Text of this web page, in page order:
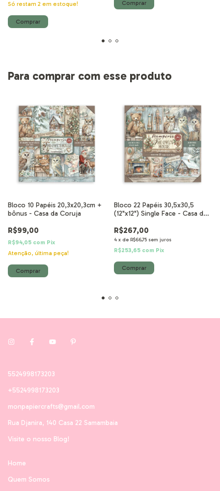
Só restam 2 em estoque!
Para comprar com esse produto
Bloco 10 Papéis 20,3x20,3cm +
bônus - Casa da Coruja
R$99,00
R$94,05 com Pix
Atenção, última peça!
Bloco 22 Papéis 30,5x30,5
(12"x12") Single Face - Casa da
R$267,00
4 x de R$66,75 sem juros
R$253,65 com Pix
5524998173203
+5524998173203
monpapiercrafts@gmail.com
Rua Djanira, 140 Casa 22 Samambaia
Visite o nosso Blog!
Home
Quem Somos